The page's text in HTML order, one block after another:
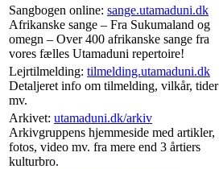
Sangbogen online: sange.utamaduni.dk
Afrikanske sange – Fra Sukumaland og
omegn – Over 400 afrikanske sange fra
vores fælles Utamaduni repertoire!
Lejrtilmelding: tilmelding.utamaduni.dk
Detaljeret info om tilmelding, vilkår, tider
mv.
Arkivet: utamaduni.dk/arkiv
Arkivgruppens hjemmeside med artikler,
fotos, video mv. fra mere end 3 årtiers
kulturbro.